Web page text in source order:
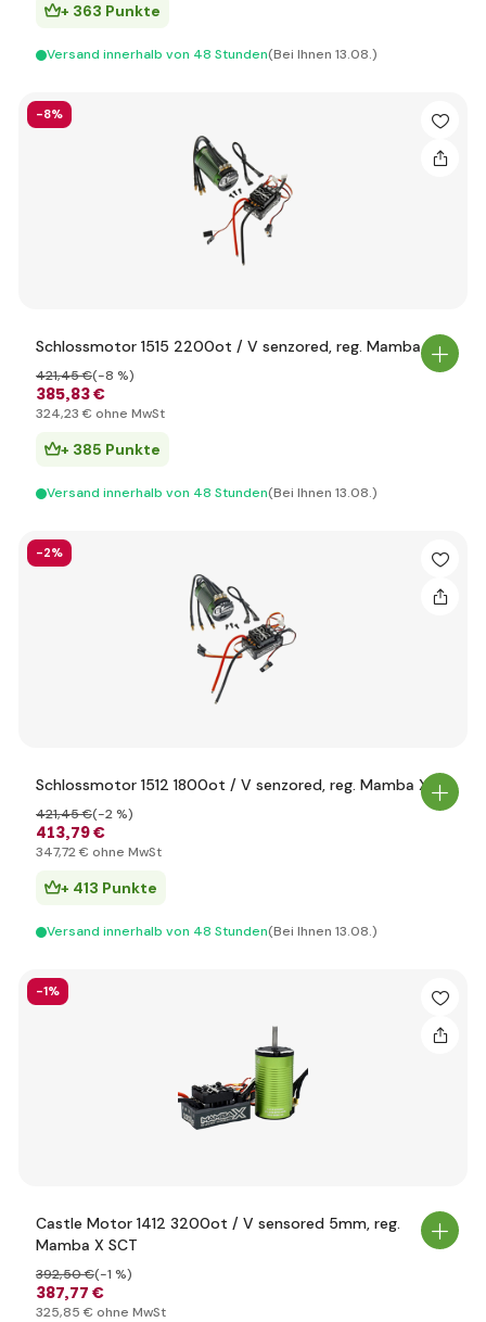
+ 363 Punkte
Versand innerhalb von 48 Stunden(Bei Ihnen 13.08.)
-8%
Schlossmotor 1515 2200ot / V senzored, reg. Mamba X
385,83 €
421,45 €(-8 %)
324,23 € ohne MwSt
+ 385 Punkte
Versand innerhalb von 48 Stunden(Bei Ihnen 13.08.)
-2%
Schlossmotor 1512 1800ot / V senzored, reg. Mamba X
413,79 €
421,45 €(-2 %)
347,72 € ohne MwSt
+ 413 Punkte
Versand innerhalb von 48 Stunden(Bei Ihnen 13.08.)
-1%
Castle Motor 1412 3200ot / V sensored 5mm, reg.
Mamba X SCT
387,77 €
392,50 €(-1 %)
325,85 € ohne MwSt